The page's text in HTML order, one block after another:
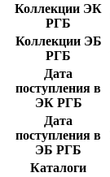
Коллекции ЭК
РГБ
Коллекции ЭБ
РГБ
Дата
поступления в
ЭК РГБ
Дата
поступления в
ЭБ РГБ
Каталоги